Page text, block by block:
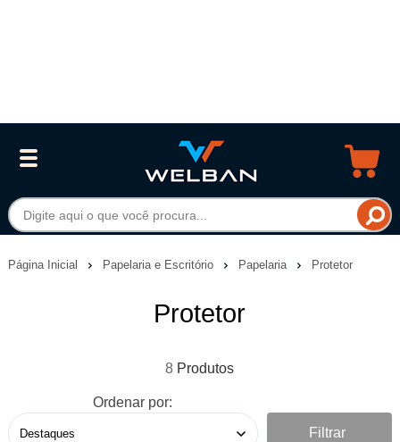
Página Inicial Papelaria e Escritório Papelaria Protetor
Protetor
8
Ordenar por:
Filtrar